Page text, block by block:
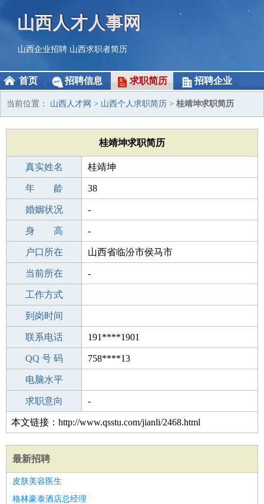
山西人才人事网
山西企业招聘 山西求职者简历
首页 招聘信息 求职简历 招聘企业
当前位置： 山西人才网 > 山西个人求职简历 > 桂靖坤求职简历
桂靖坤求职简历
真实姓名 桂靖坤
性 别 男
年 龄 38
出生年月 1988-10-17
婚姻状况 -
学 历 本科
身 高 -
毕业学校 遂宁行政学院
户口所在 山西省临汾市侯马市
所学专业 -
当前所在 -
工作经验
工作方式
驾 照
到岗时间
期望月薪
联系电话 191****1901
手机号码 191****1901
QQ 号 码 758****13
微信号码
电脑水平
外语水平
求职意向 -
本文链接：http://www.qsstu.com/jianli/2468.html
最新招聘
皮肤美容医生
格林豪泰酒店总经理